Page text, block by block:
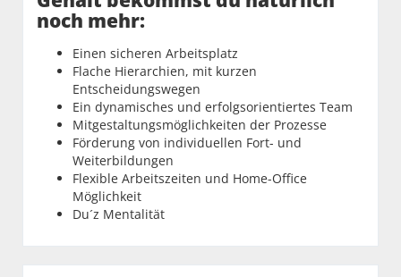
noch mehr:
Einen sicheren Arbeitsplatz
Flache Hierarchien, mit kurzen
Entscheidungswegen
Ein dynamisches und erfolgsorientiertes Team
Mitgestaltungsmöglichkeiten der Prozesse
Förderung von individuellen Fort- und
Weiterbildungen
Flexible Arbeitszeiten und Home-Office
Möglichkeit
Du´z Mentalität